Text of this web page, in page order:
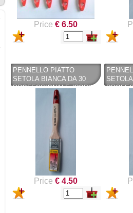
Price € 6.50
PENNELLO PIATTO
SETOLA BIANCA DA 30
PROFESSIONALE (COPY)
(COPY) (COPY) -
PENNELLIFICIO TIGRE
Price € 4.50